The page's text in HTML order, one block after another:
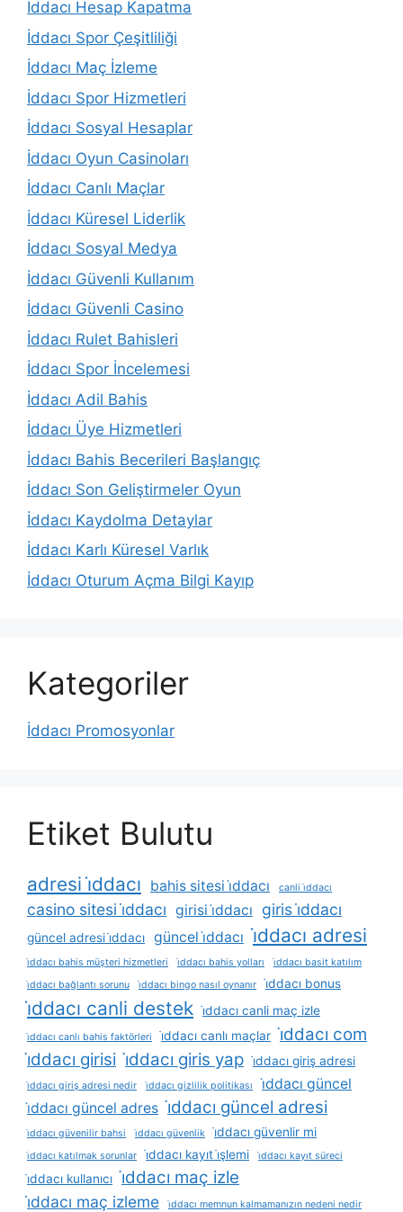
İddacı Hesap Kapatma
İddacı Spor Çeşitliliği
İddacı Maç İzleme
İddacı Spor Hizmetleri
İddacı Sosyal Hesaplar
İddacı Oyun Casinoları
İddacı Canlı Maçlar
İddacı Küresel Liderlik
İddacı Sosyal Medya
İddacı Güvenli Kullanım
İddacı Güvenli Casino
İddacı Rulet Bahisleri
İddacı Spor İncelemesi
İddacı Adil Bahis
İddacı Üye Hizmetleri
İddacı Bahis Becerileri Başlangıç
İddacı Son Geliştirmeler Oyun
İddacı Kaydolma Detaylar
İddacı Karlı Küresel Varlık
İddacı Oturum Açma Bilgi Kayıp
Kategoriler
İddacı Promosyonlar
Etiket Bulutu
adresi i̇ddacı bahis sitesi i̇ddacı canli i̇ddacı
casino sitesi i̇ddacı girisi i̇ddacı giris i̇ddacı
güncel adresi i̇ddacı güncel i̇ddacı i̇ddacı adresi
i̇ddacı bahis müşteri hizmetleri i̇ddacı bahis yolları
i̇ddacı basit katılım
i̇ddacı bağlantı sorunu
i̇ddacı bingo nasıl oynanır i̇ddacı bonus
i̇ddacı canli destek i̇ddacı canli maç izle
i̇ddacı canlı bahis faktörleri i̇ddacı canlı maçlar
i̇ddacı com
i̇ddacı girisi i̇ddacı giris yap i̇ddacı giriş adresi
i̇ddacı giriş adresi nedir i̇ddacı gizlilik politikası
i̇ddacı güncel
i̇ddacı güncel adres i̇ddacı güncel adresi
i̇ddacı güvenilir bahsi i̇ddacı güvenlik i̇ddacı güvenlir mi
i̇ddacı katılmak sorunlar i̇ddacı kayıt i̇şlemi i̇ddacı kayıt süreci
i̇ddacı kullanıcı i̇ddacı maç izle
i̇ddacı maç izleme
i̇ddacı memnun kalmamanızın nedeni nedir